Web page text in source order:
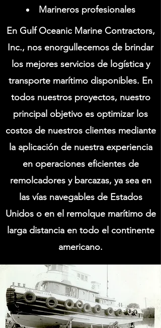
Marineros profesionales
En Gulf Oceanic Marine Contractors,
Inc., nos enorgullecemos de brindar
los mejores servicios de logística y
transporte marítimo disponibles. En
todos nuestros proyectos, nuestro
principal objetivo es optimizar los
costos de nuestros clientes mediante
la aplicación de nuestra experiencia
en operaciones eficientes de
remolcadores y barcazas, ya sea en
las vías navegables de Estados
Unidos o en el remolque marítimo de
larga distancia en todo el continente
americano.